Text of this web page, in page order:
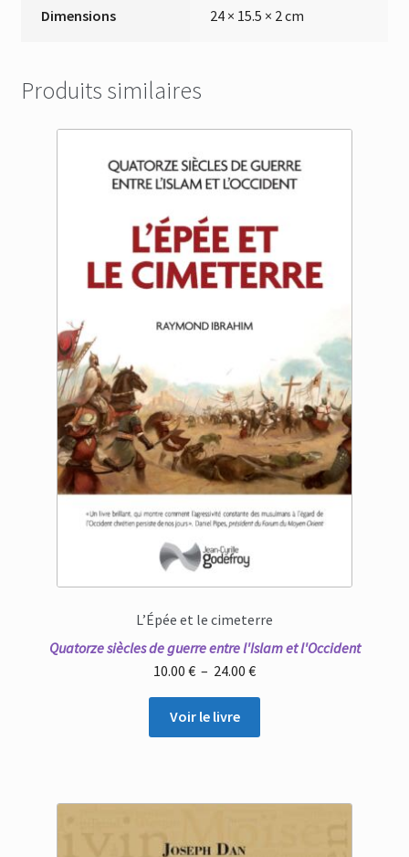
Dimensions 24 × 15.5 × 2 cm
Produits similaires
L’Épée et le cimeterre
Quatorze siècles de guerre entre l'Islam et l'Occident
10.00 € – 24.00 €Plage
10.00 €
Voir le livre